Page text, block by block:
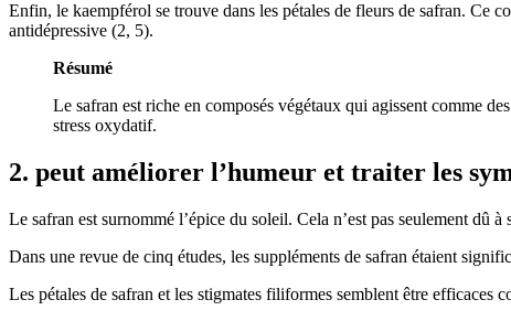
Enfin, le kaempférol se trouve dans les pétales de fleurs de safran. Ce
antidépressive (2, 5).
Résumé
Le safran est riche en composés végétaux qui agissent comme
stress oxydatif.
2. peut améliorer l’humeur et traiter les
Le safran est surnommé l’épice du soleil. Cela n’est pas seulement dû
Dans une revue de cinq études, les suppléments de safran étaient
Les pétales de safran et les stigmates filiformes semblent être efficaces